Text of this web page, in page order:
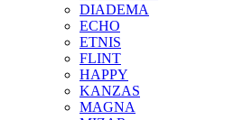
DIADEMA
ECHO
ETNIS
FLINT
HAPPY
KANZAS
MAGNA